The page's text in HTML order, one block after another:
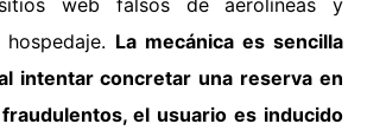
La mecánica es sencilla
intentar concretar una reserva en
el usuario es inducido